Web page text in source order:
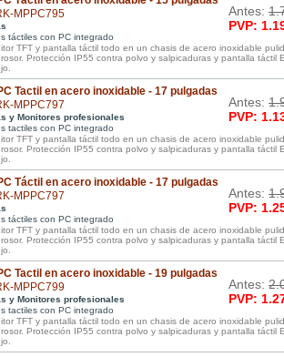
MPPC795
táctiles con PC integrado
Antes:
PVP:
TFT y pantalla táctil todo en un chasis de acero inoxidable
Protección IP55 contra polvo y salpicaduras y pantalla táctil
Tactil en acero inoxidable - 17 pulgadas
MPPC797
y Monitores profesionales
tactiles con PC integrado
Antes:
PVP:
TFT y pantalla táctil todo en un chasis de acero inoxidable
Protección IP55 contra polvo y salpicaduras y pantalla táctil
Táctil en acero inoxidable - 17 pulgadas
MPPC797
táctiles con PC integrado
Antes:
PVP:
TFT y pantalla táctil todo en un chasis de acero inoxidable
Protección IP55 contra polvo y salpicaduras y pantalla táctil
Tactil en acero inoxidable - 19 pulgadas
MPPC799
y Monitores profesionales
tactiles con PC integrado
Antes:
PVP:
TFT y pantalla táctil todo en un chasis de acero inoxidable
Protección IP55 contra polvo y salpicaduras y pantalla táctil